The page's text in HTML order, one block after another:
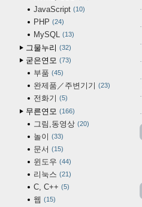
JavaScript 10
PHP 24
MySQL 13
그물누리 32
굳은연모 73
부품 45
완제품／주변기기 23
전화기 5
무른연모 166
그림,동영상 20
놀이 33
문서 15
윈도우 44
리눅스 21
C, C++ 5
웹 15